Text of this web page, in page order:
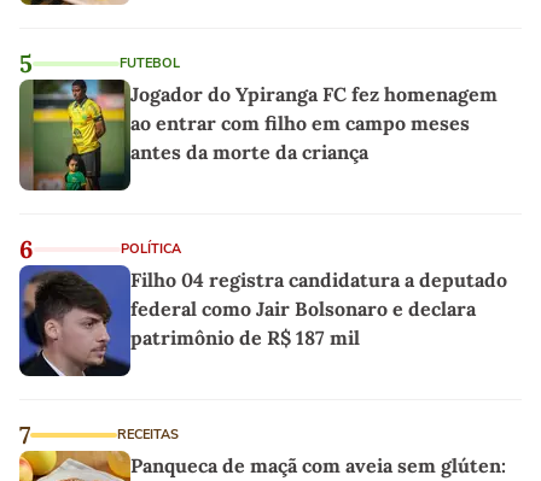
5 FUTEBOL
Jogador do Ypiranga FC fez homenagem
ao entrar com filho em campo meses
antes da morte da criança
6 POLÍTICA
Filho 04 registra candidatura a deputado
federal como Jair Bolsonaro e declara
patrimônio de R$ 187 mil
7 RECEITAS
Panqueca de maçã com aveia sem glúten: